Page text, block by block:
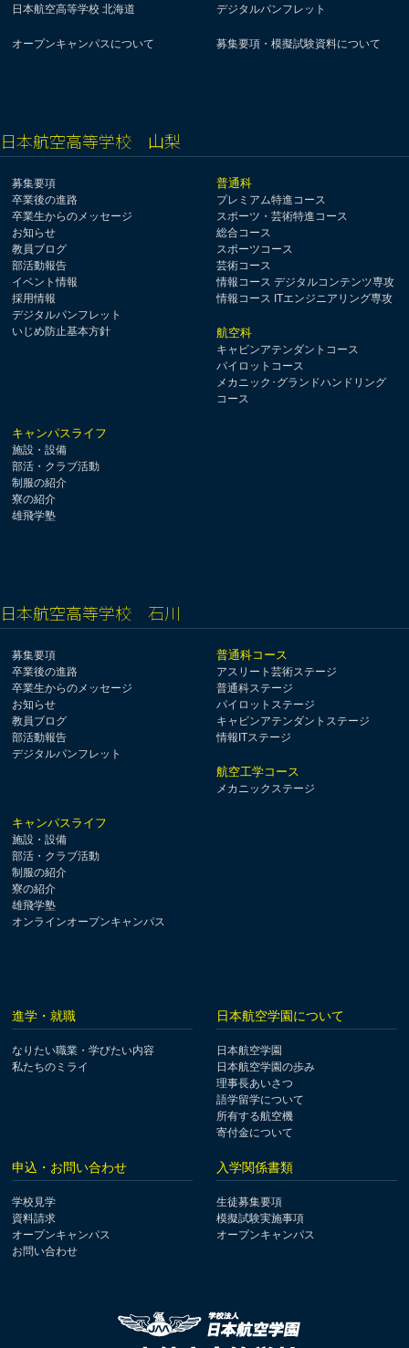
日本航空高等学校 北海道 デジタルパンフレット
オープンキャンパスについて 募集要項・模擬試験資料について
日本航空高等学校 山梨
募集要項
卒業後の進路
卒業生からのメッセージ
お知らせ
教員ブログ
部活動報告
イベント情報
採用情報
デジタルパンフレット
いじめ防止基本方針
普通科
プレミアム特進コース
スポーツ・芸術特進コース
総合コース
スポーツコース
芸術コース
情報コース デジタルコンテンツ専攻
情報コース ITエンジニアリング専攻
航空科
キャビンアテンダントコース
パイロットコース
メカニック･グランドハンドリング
コース
キャンパスライフ
施設・設備
部活・クラブ活動
制服の紹介
寮の紹介
雄飛学塾
日本航空高等学校 石川
募集要項
卒業後の進路
卒業生からのメッセージ
お知らせ
教員ブログ
部活動報告
デジタルパンフレット
普通科コース
アスリート芸術ステージ
普通科ステージ
パイロットステージ
キャビンアテンダントステージ
情報ITステージ
航空工学コース
メカニックステージ
キャンパスライフ
施設・設備
部活・クラブ活動
制服の紹介
寮の紹介
雄飛学塾
オンラインオープンキャンパス
進学・就職
なりたい職業・学びたい内容
私たちのミライ
日本航空学園について
日本航空学園
日本航空学園の歩み
理事長あいさつ
語学留学について
所有する航空機
寄付金について
申込・お問い合わせ
学校見学
資料請求
オープンキャンパス
お問い合わせ
入学関係書類
生徒募集要項
模擬試験実施事項
オープンキャンパス